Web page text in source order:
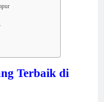
Terbaik di